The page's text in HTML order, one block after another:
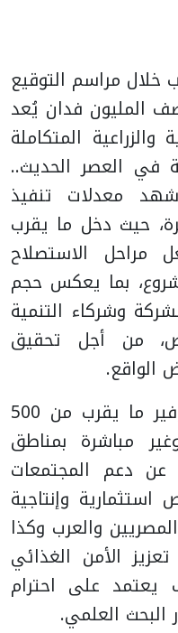
خلال مراسم التوقيع
المليون فدان يُعد
المتكاملة
في العصر الحديث..
معدلات تنفيذ
حيث دخل ما يقرب
مراحل الاستصلاح
بما يعكس حجم
وشركاء التنمية
من أجل تحقيق
الواقع.
وأضاف أن المشروع قام بتوفير ما يقرب من 500
مباشرة بمناطق
عن دعم المجتمعات
استثمارية وإنتاجية
والعرب وكذا
الأمن الغذائي
يعتمد على احترام
البحث العلمي.